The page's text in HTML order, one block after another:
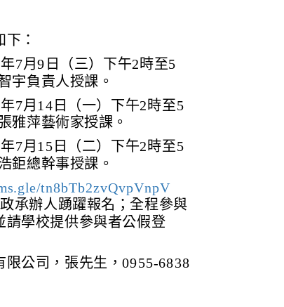
：
7月9日（三）下午2時至5
宇負責人授課。
7月14日（一）下午2時至5
雅萍藝術家授課。
7月15日（二）下午2時至5
鉅總幹事授課。
tn8bTb2zvQvpVnpV
承辦人踴躍報名；全程參與
請學校提供參與者公假登
公司，張先生，0955-6838